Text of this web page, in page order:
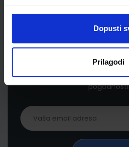
Dopusti
Prilagodi
Prijavite se kako bi primali
proizvodima i uslugama,